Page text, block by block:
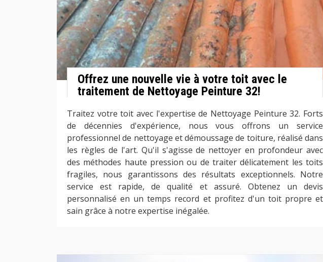
Offrez une nouvelle vie à votre toit avec le
traitement de Nettoyage Peinture 32!
Traitez votre toit avec l'expertise de Nettoyage Peinture 32. Forts
de décennies d'expérience, nous vous offrons un service
professionnel de nettoyage et démoussage de toiture, réalisé dans
les règles de l'art. Qu'il s'agisse de nettoyer en profondeur avec
des méthodes haute pression ou de traiter délicatement les toits
fragiles, nous garantissons des résultats exceptionnels. Notre
service est rapide, de qualité et assuré. Obtenez un devis
personnalisé en un temps record et profitez d'un toit propre et
sain grâce à notre expertise inégalée.